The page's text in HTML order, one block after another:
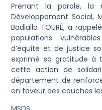
Prenant la parole,
Développement Social,
Badiallo TOURÉ, a
populations
d’équité et de justice
exprimé sa gratitude à
cette action de
département de
en faveur des couches